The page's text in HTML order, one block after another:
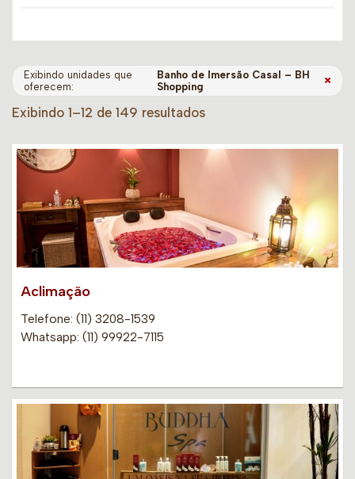
Exibindo unidades que
oferecem:
Banho de Imersão Casal – BH
Shopping
×
Exibindo 1–12 de 149 resultados
Aclimação
Telefone: (11) 3208-1539
Whatsapp: (11) 99922-7115